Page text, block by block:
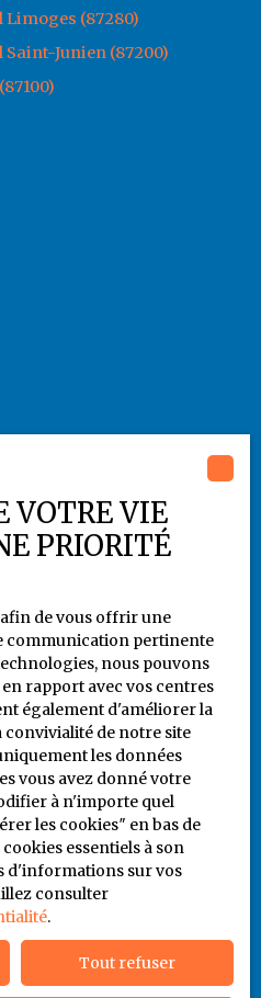
(87280)
Junien (87200)
80 94
41
VOTRE VIE
PRIORITÉ
de vous offrir une
communication pertinente
nous pouvons
rapport avec vos centres
également d'améliorer la
convivialité de notre site
les données
vous avez donné votre
à n'importe quel
les cookies″ en bas de
essentiels à son
d'informations sur vos
consulter
.
Tout refuser